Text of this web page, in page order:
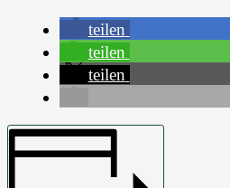
teilen
teilen
teilen